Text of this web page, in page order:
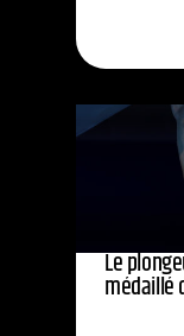
Le
médaillé